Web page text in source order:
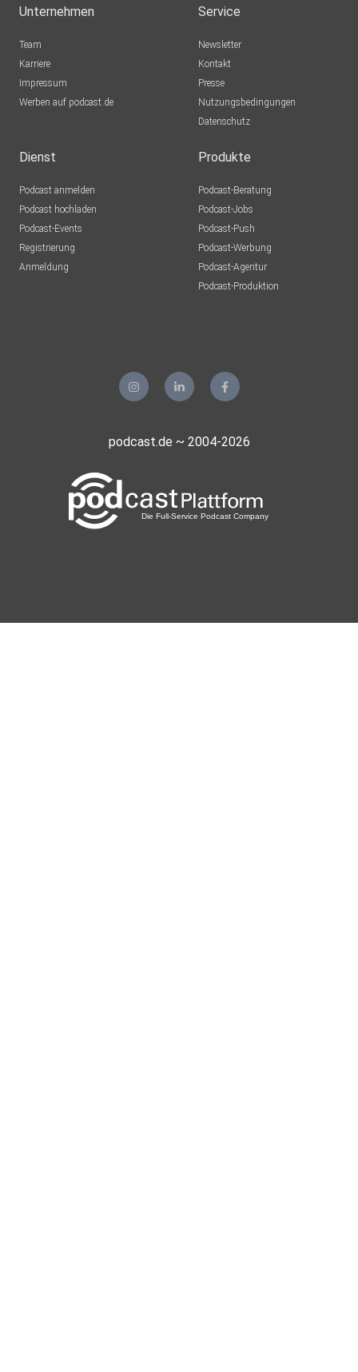
Unternehmen
Team
Karriere
Impressum
Werben auf podcast.de
Service
Newsletter
Kontakt
Presse
Nutzungsbedingungen
Datenschutz
Dienst
Podcast anmelden
Podcast hochladen
Podcast-Events
Registrierung
Anmeldung
Produkte
Podcast-Beratung
Podcast-Jobs
Podcast-Push
Podcast-Werbung
Podcast-Agentur
Podcast-Produktion
podcast.de ~ 2004-2026